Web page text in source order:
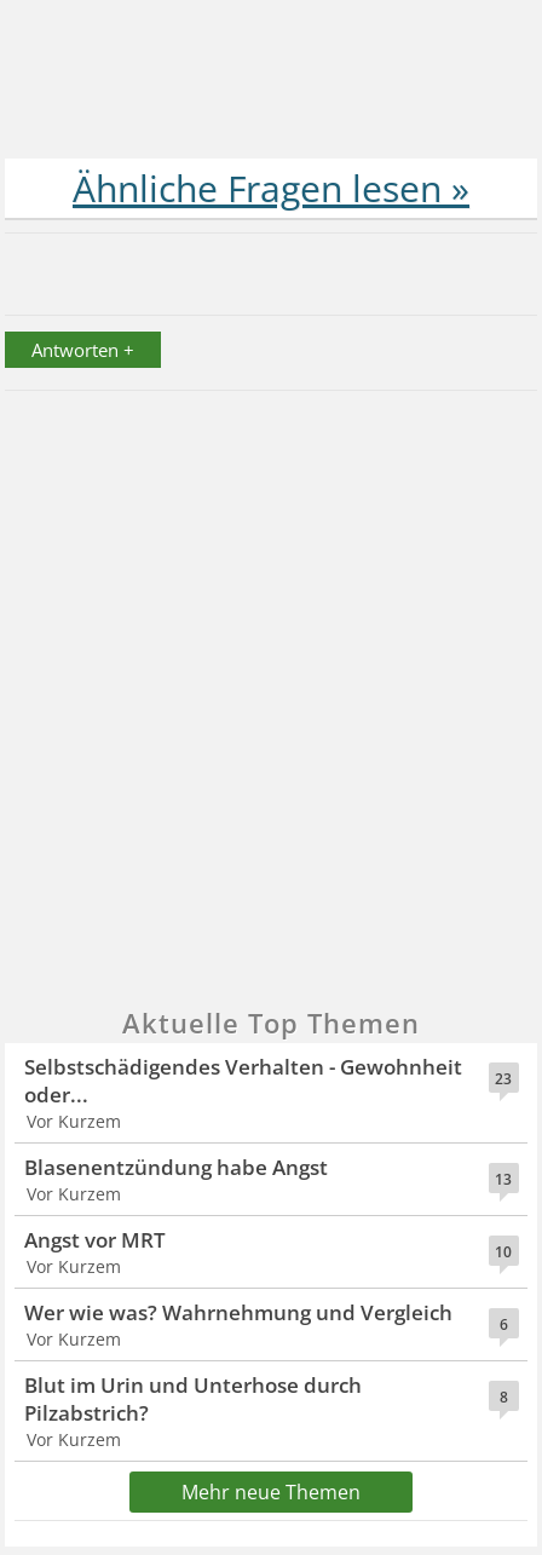
Antworten +
Aktuelle Top Themen
23
Selbstschädigendes Verhalten - Gewohnheit
oder...
Vor Kurzem
13
Blasenentzündung habe Angst
Vor Kurzem
10
Angst vor MRT
Vor Kurzem
6
Wer wie was? Wahrnehmung und Vergleich
Vor Kurzem
8
Blut im Urin und Unterhose durch
Pilzabstrich?
Vor Kurzem
Mehr neue Themen